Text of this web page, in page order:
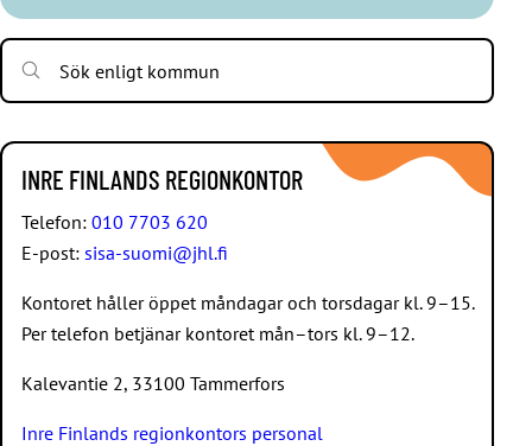
Sök enligt kommun
INRE FINLANDS REGIONKONTOR
Telefon: 010 7703 620
E-post: sisa-suomi@jhl.fi
Kontoret håller öppet måndagar och torsdagar kl. 9–15.
Per telefon betjänar kontoret mån–tors kl. 9–12.
Kalevantie 2, 33100 Tammerfors
Inre Finlands regionkontors personal